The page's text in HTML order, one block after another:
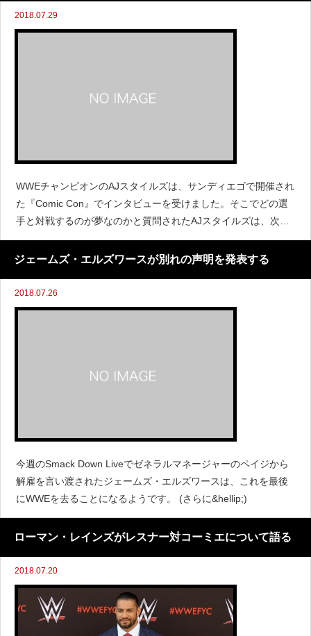
2018.07.29
WWEチャンピオンのAJスタイルズは、サンディエゴで開催され
た『Comic Con』でインタビューを受けました。そこでどの選
手と対戦するのが夢なのかと質問されたAJスタイルズは、次の
ように語りました。「また始まったね、この質問は何度もされ
ているよ。私があなたに尋ねたい、あなたにとって
ジェームズ・エルズワースが別れの声明を発表する
2018.07.26
今週のSmack Down Liveでゼネラルマネージャーのペイジから
解雇を言い渡されたジェームズ・エルズワースは、これを最後
にWWEを去ることになるようです。 (さらに&hellip;)
ローマン・レインズがレスナー対コーミエについて語る
2018.07.20